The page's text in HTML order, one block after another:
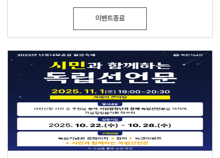
이벤트종료